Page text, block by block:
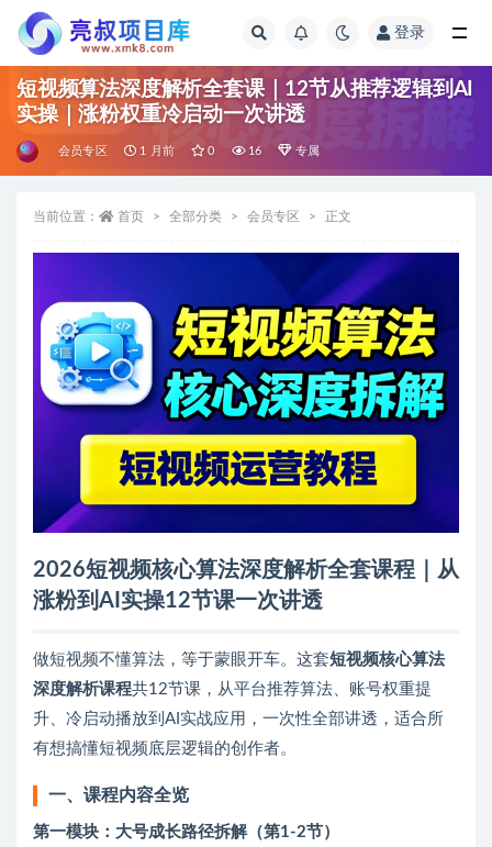
登录
短视频算法深度解析全套课｜12节从推荐逻辑到AI
实操｜涨粉权重冷启动一次讲透
会员专区 1 月前 0 16 专属
当前位置： 首页 全部分类 会员专区 正文
2026短视频核心算法深度解析全套课程｜从
涨粉到AI实操12节课一次讲透
做短视频不懂算法，等于蒙眼开车。这套‌短视频核心算法
深度解析课程‌共12节课，从平台推荐算法、账号权重提
升、冷启动播放到AI实战应用，一次性全部讲透，适合所
有想搞懂短视频底层逻辑的创作者。
一、课程内容全览
第一模块：大号成长路径拆解（第1-2节）